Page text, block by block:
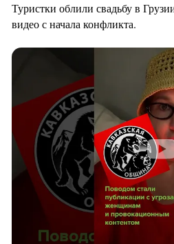
Туристки облили свадьбу в
видео с начала конфликта.